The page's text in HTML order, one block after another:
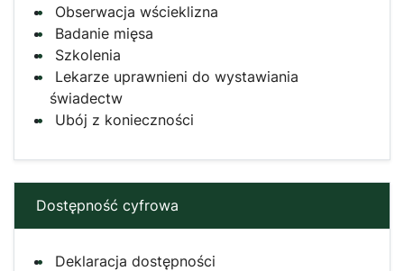
Obserwacja wścieklizna
Badanie mięsa
Szkolenia
Lekarze uprawnieni do wystawiania
świadectw
Ubój z konieczności
Dostępność cyfrowa
Deklaracja dostępności